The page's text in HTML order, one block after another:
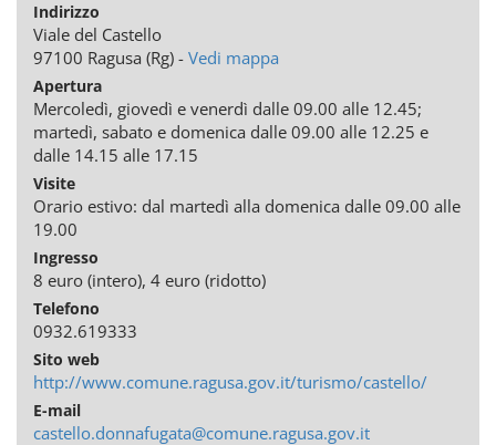
Indirizzo
Viale del Castello
97100 Ragusa (Rg) - Vedi mappa
Apertura
Mercoledì, giovedì e venerdì dalle 09.00 alle 12.45;
martedì, sabato e domenica dalle 09.00 alle 12.25 e
dalle 14.15 alle 17.15
Visite
Orario estivo: dal martedì alla domenica dalle 09.00 alle
19.00
Ingresso
8 euro (intero), 4 euro (ridotto)
Telefono
0932.619333
Sito web
http://www.comune.ragusa.gov.it/turismo/castello/
E-mail
castello.donnafugata@comune.ragusa.gov.it